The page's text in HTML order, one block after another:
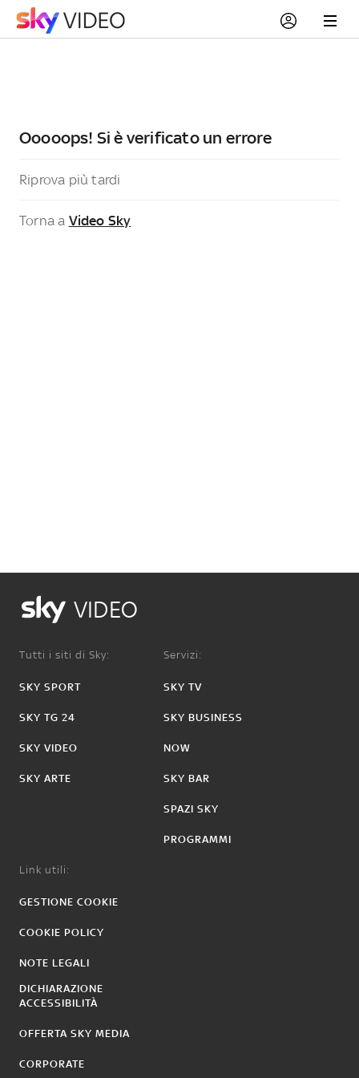
Ooooops! Si è verificato un errore
Riprova più tardi
Torna a Video Sky
VIDEO
Tutti i siti di Sky:
SKY SPORT
SKY TG 24
SKY VIDEO
SKY ARTE
Servizi:
SKY TV
SKY BUSINESS
NOW
SKY BAR
SPAZI SKY
PROGRAMMI
Link utili:
GESTIONE COOKIE
COOKIE POLICY
NOTE LEGALI
DICHIARAZIONE
ACCESSIBILITÀ
OFFERTA SKY MEDIA
CORPORATE